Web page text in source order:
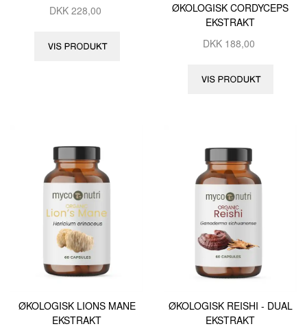
DKK 228,00
ØKOLOGISK CORDYCEPS
EKSTRAKT
DKK 188,00
ØKOLOGISK LIONS MANE
EKSTRAKT
ØKOLOGISK REISHI - DUAL
EKSTRAKT